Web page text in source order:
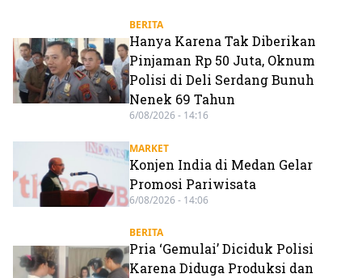
BERITA
Hanya Karena Tak Diberikan
Pinjaman Rp 50 Juta, Oknum
Polisi di Deli Serdang Bunuh
Nenek 69 Tahun
6/08/2026 - 14:16
MARKET
Konjen India di Medan Gelar
Promosi Pariwisata
6/08/2026 - 14:06
BERITA
Pria ‘Gemulai’ Diciduk Polisi
Karena Diduga Produksi dan